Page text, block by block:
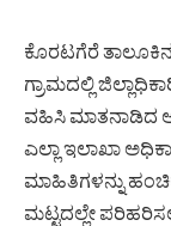
ಕೊರಟಗೆರೆ
ಗ್ರಾಮದಲ್ಲಿ
ವಹಿಸಿ ಮಾತನಾಡಿದ
ಎಲ್ಲಾ ಇಲಾಖಾ
ಮಾಹಿತಿಗಳನ್ನು
ಮಟ್ಟದಲ್ಲೇ